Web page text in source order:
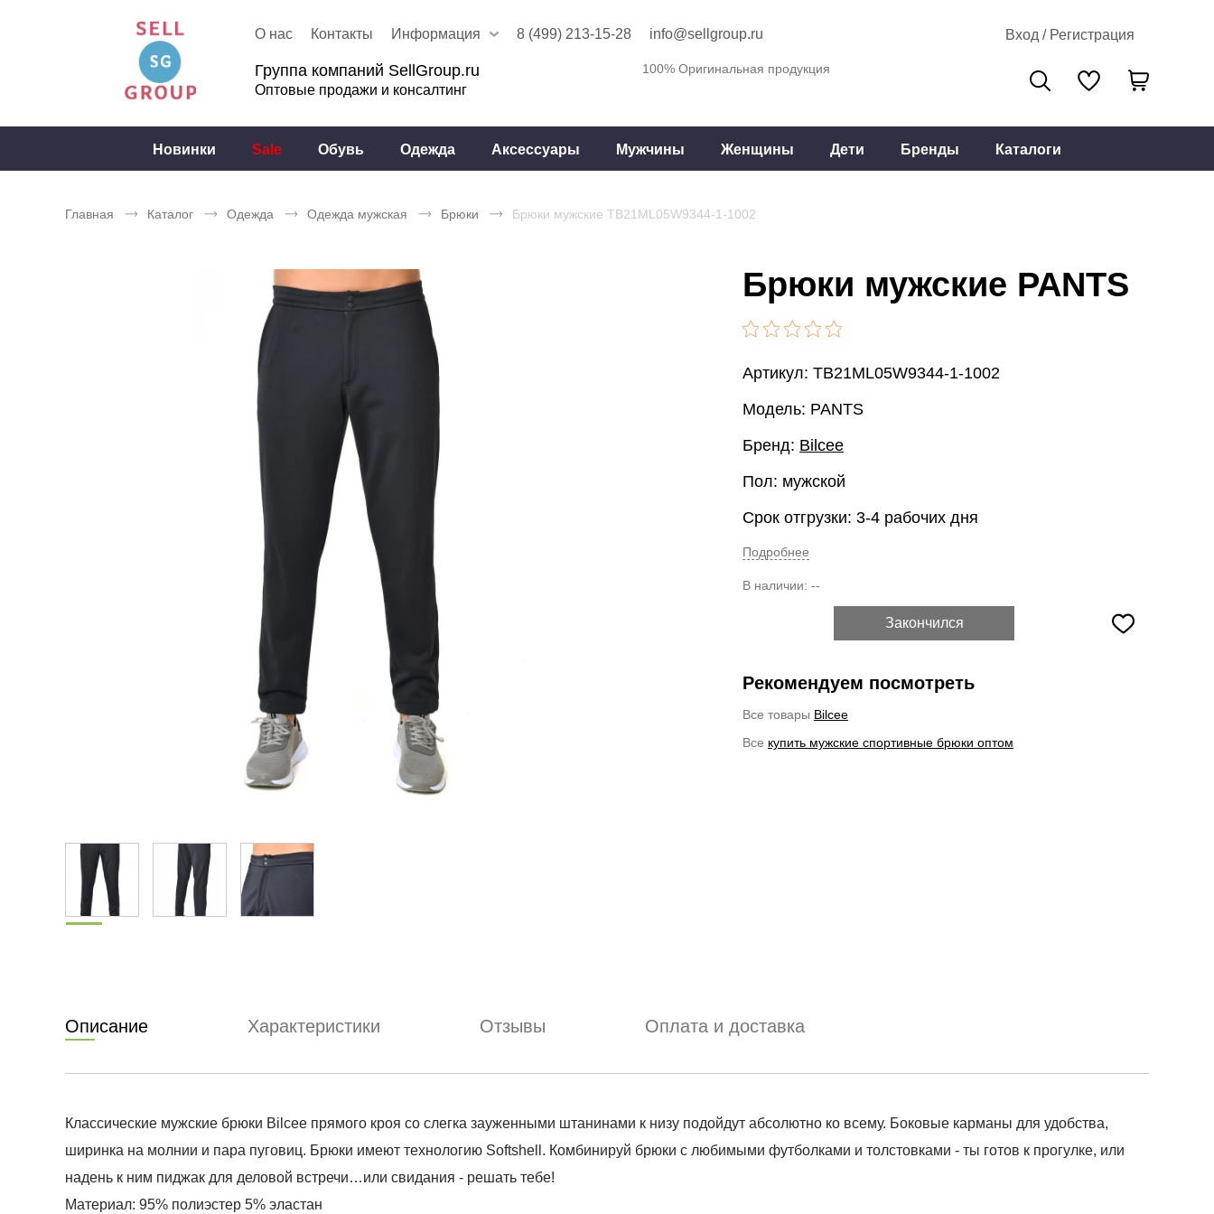
О нас Контакты Информация 8 (499) 213-15-28 info@sellgroup.ru Вход / Регистрация
Группа компаний SellGroup.ru
Оптовые продажи и консалтинг
100% Оригинальная продукция
Новинки Sale Обувь Одежда Аксессуары Мужчины Женщины Дети Бренды Каталоги
Главная Каталог Одежда Одежда мужская Брюки Брюки мужские TB21ML05W9344-1-1002
Брюки мужские PANTS
Артикул: TB21ML05W9344-1-1002
Модель: PANTS
Бренд: Bilcee
Пол: мужской
Срок отгрузки: 3-4 рабочих дня
Подробнее
В наличии: --
Закончился
Рекомендуем посмотреть
Все товары Bilcee
Все купить мужские спортивные брюки оптом
Описание Характеристики Отзывы Оплата и доставка
Классические мужские брюки Bilcee прямого кроя со слегка зауженными штанинами к низу подойдут абсолютно ко всему. Боковые карманы для удобства,
ширинка на молнии и пара пуговиц. Брюки имеют технологию Softshell. Комбинируй брюки с любимыми футболками и толстовками - ты готов к прогулке, или
надень к ним пиджак для деловой встречи…или свидания - решать тебе!
Материал: 95% полиэстер 5% эластан